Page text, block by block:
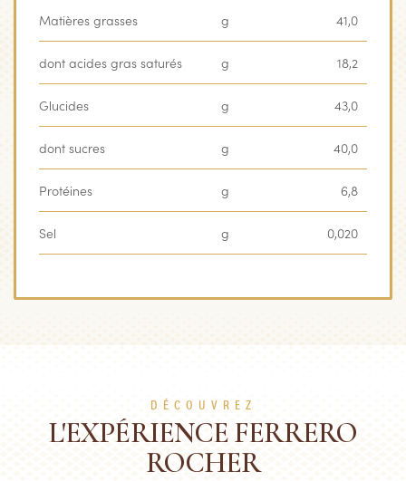
Matières grasses g 41,0
dont acides gras saturés g 18,2
Glucides g 43,0
dont sucres g 40,0
Protéines g 6,8
Sel g 0,020
DÉCOUVREZ
L'EXPÉRIENCE FERRERO
ROCHER